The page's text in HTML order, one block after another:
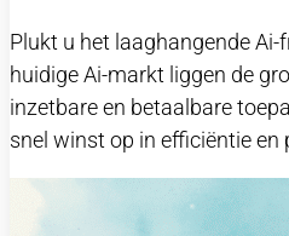
Plukt u het laaghangende Ai-
huidige Ai-markt liggen de
inzetbare en betaalbare
snel winst op in efficiëntie en